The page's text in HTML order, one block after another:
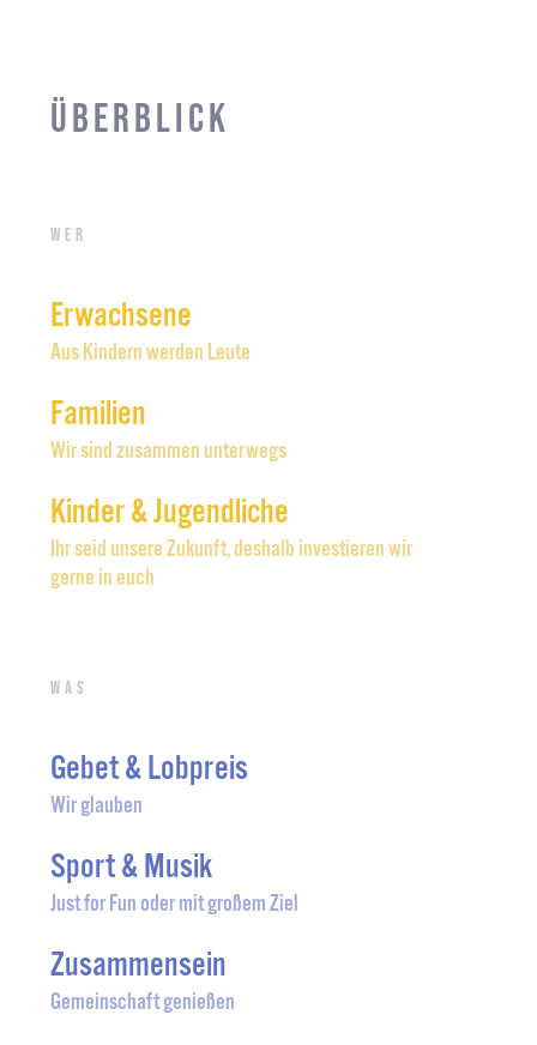
Überblick
Wer
Erwachsene
Aus Kindern werden Leute
Familien
Wir sind zusammen unterwegs
Kinder & Jugendliche
Ihr seid unsere Zukunft, deshalb investieren wir
gerne in euch
Was
Gebet & Lobpreis
Wir glauben
Sport & Musik
Just for Fun oder mit großem Ziel
Zusammensein
Gemeinschaft genießen